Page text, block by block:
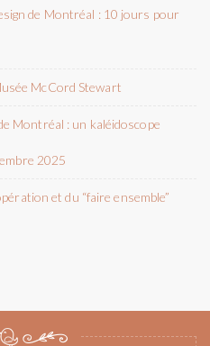
de Montréal : 10 jours pour
McCord Stewart
Montréal : un kaléidoscope
2025
et du “faire ensemble”